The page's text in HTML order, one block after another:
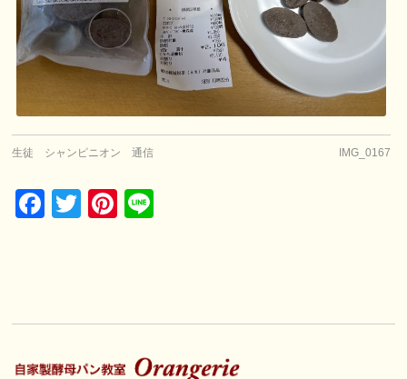
生徒 シャンピニオン 通信 IMG_0167
Facebook
TwitterPinterest